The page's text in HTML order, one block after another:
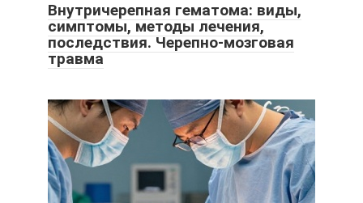
Внутричерепная гематома: виды,
симптомы, методы лечения,
последствия. Черепно-мозговая
травма